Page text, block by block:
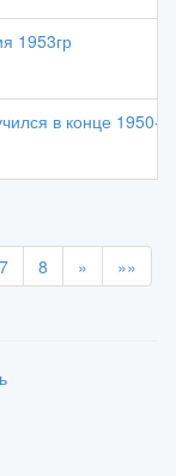
1953гр
в конце 1950-х)
7 8 » »»